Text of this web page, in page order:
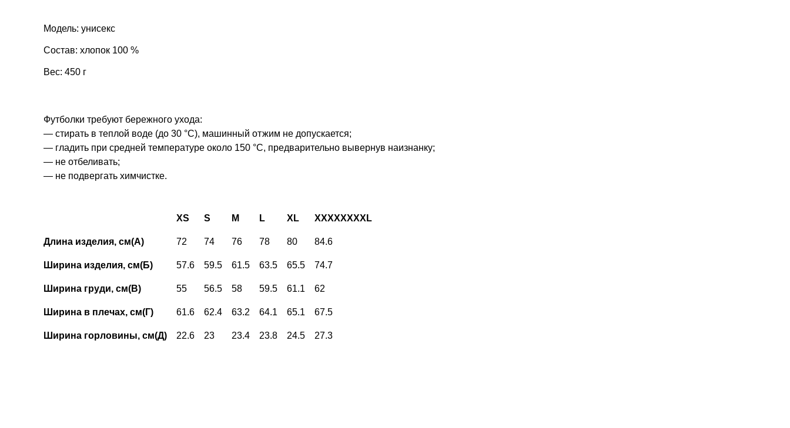
Модель: унисекс
Состав: хлопок 100 %
Вес: 450 г
Футболки требуют бережного ухода:
— стирать в теплой воде (до 30 °С), машинный отжим не допускается;
— гладить при средней температуре около 150 °С, предварительно вывернув наизнанку;
— не отбеливать;
— не подвергать химчистке.
XS S M L XL XXXXXXXXL
Длина изделия, см(А) 72 74 76 78 80 84.6
Ширина изделия, см(Б) 57.6 59.5 61.5 63.5 65.5 74.7
Ширина груди, см(В) 55 56.5 58 59.5 61.1 62
Ширина в плечах, см(Г) 61.6 62.4 63.2 64.1 65.1 67.5
Ширина горловины, см(Д) 22.6 23 23.4 23.8 24.5 27.3